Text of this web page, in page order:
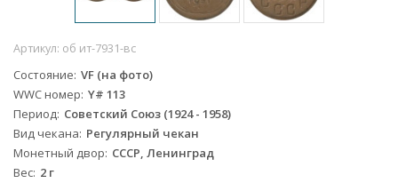
Артикул: об ит-7931-вс
Состояние VF (на фото)
WWC номер Y# 113
Период Советский Союз (1924 - 1958)
Вид чекана Регулярный чекан
Монетный двор СССР, Ленинград
Вес 2 г